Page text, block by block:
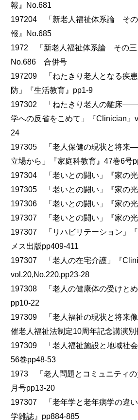
報』No.681
197204 「新老人福祉体系論 その
報』No.685
1972 「新老人福祉体系論 その三
No.686 合併号
197209 「ねたきり老人となる疾
防」『生活教育』pp1-9
197302 「ねたきり老人の離床――
学への反省をこめて」『Clinician』
24
197305 「老人保健の現状と将来
立場から」『家庭科教育』47巻6号
197304 「老いとの闘い」『家の光
197305 「老いとの闘い」『家の光
197306 「老いとの闘い」『家の光
197307 「老いとの闘い」『家の光
197307 「リハビリテーション」
メス出版pp409-411
197307 「老人の在宅介護」『
vol.20,No.220,pp23-28
197308 「老人の健康体の受けとめ
pp10-22
197309 「老人福祉の現状と将来
催老人福祉法制定10周年記念講演別
197309 「老人福祉施設と地域社
56巻pp48-53
1973 「老人問題とコミュニティ
月号pp13-20
197307 「老年学と老年病学の違
学雑誌』pp884-885